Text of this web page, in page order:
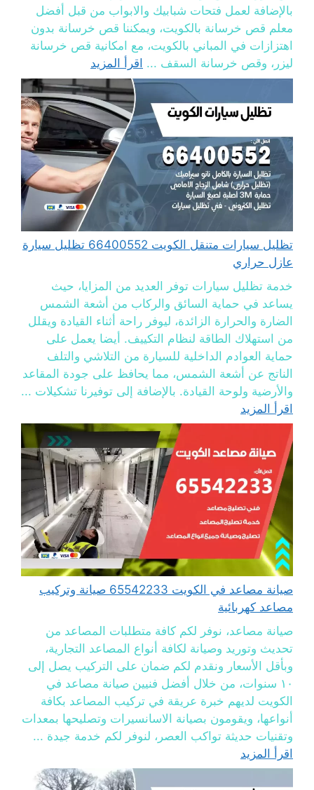
بالإضافة لعمل فتحات شبابيك والابواب من قبل أفضل
معلم قص خرسانة بالكويت، ويمكننا قص خرسانة بدون
اهتزازات في المباني بالكويت، مع امكانية قص خرسانة
ليزر، وقص خرسانة السقف ... اقرأ المزيد
تظليل سيارات متنقل الكويت 66400552 تظليل سيارة
عازل حراري
خدمة تظليل سيارات توفر العديد من المزايا، حيث
يساعد في حماية السائق والركاب من أشعة الشمس
الضارة والحرارة الزائدة، ليوفر راحة أثناء القيادة ويقلل
من استهلاك الطاقة لنظام التكييف. أيضا يعمل على
حماية العوادم الداخلية للسيارة من التلاشي والتلف
الناتج عن أشعة الشمس، مما يحافظ على جودة المقاعد
والأرضية ولوحة القيادة. بالإضافة إلى توفيرنا تشكيلات ...
اقرأ المزيد
صيانة مصاعد في الكويت 65542233 صيانة وتركيب
مصاعد كهربائية
صيانة مصاعد، نوفر لكم كافة متطلبات المصاعد من
تحديث وتوريد وصيانة لكافة أنواع المصاعد التجارية،
وبأقل الأسعار ونقدم لكم ضمان على التركيب يصل إلى
١٠ سنوات، من خلال أفضل فنيين صيانة مصاعد في
الكويت لديهم خبرة عريقة في تركيب المصاعد بكافة
أنواعها، ويقومون بصيانة الاسانسيرات وتصليحها بمعدات
وتقنيات حديثة تواكب العصر، لنوفر لكم خدمة جيدة ...
اقرأ المزيد